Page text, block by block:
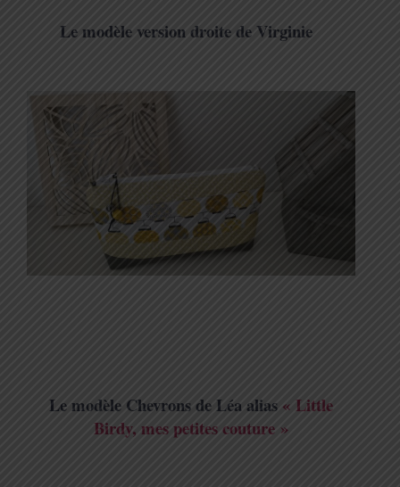
Le modèle version droite de Virginie
Le modèle Chevrons de Léa alias« Little
Birdy, mes petites couture »